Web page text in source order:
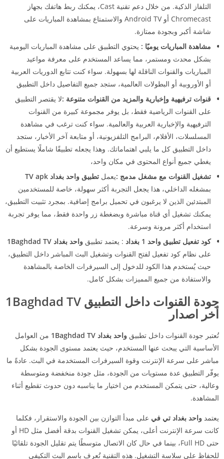
التلفاز الذكية. من خلال دعم تقنية Cast، يمكنك ربط هاتفك بجهاز
Chromecast أو Android TV والاستمتاع بمشاهدة المباريات على
شاشة أكبر وبجودة ممتازة.
مشاهدة المباريات يوميًا : يحتوي التطبيق على مشاهدة المباريات اليومية
بشكل محدث ومستمر، مما يساعد المستخدم على معرفة مواعيد
المباريات والقنوات الناقلة لها بسهولة. سواء كنت تتابع الدوريات العربية
أو الأوروبية أو البطولات العالمية، ستجد جميع التفاصيل داخل التطبيق
قنوات ترفيهية وإخبارية والمزيد من القنوات متنوعة :لا يقتصر التطبيق
على القنوات الرياضية فقط، بل يوفر مجموعة كبيرة من القنوات
الترفيهية والإخبارية العربية والعالمية. سواء كنت ترغب في مشاهدة
المسلسلات، الأفلام، البرامج التلفزيونية، أو متابعة آخر الأخبار، ستجد
داخل التطبيق كل ما يلبي اهتماماتك. وهذا يجعله تطبيقًا شاملًا يستطيع أن
يغطي جميع أنواع المحتوى في مكان واحد،
تشغيل القنوات مع مشغل مدمج :يعمل تطبيق واحد بغداد TV apk
بمشغله الداخلي، هذا يجعل التجربة أكثر سهولة، خاصة للمستخدمين
المبتدئين الذين لا يرغبون في تحميل برامج إضافية. بمجرد تثبيت التطبيق،
يمكنك تشغيل أي قناة مباشرة وبضغطة زر واحدة فقط، مما يوفر تجربة
استخدام أكثر مرونة وسرعة.
كود تفعيل تطبيق واحد 1 بغداد
: يعتمد تطبيق واحد بغداد 1Baghdad TV
على نظام كود تفعيل لفتح القنوات وتشغيل البث المباشر داخل التطبيق،
حيث يُستخدم هذا الكود للدخول إلى السيرفرات الخاصة بالمشاهدة
والاستفادة من جميع المميزات بشكل كامل.
جودة القنوات داخل التطبيق 1Baghdad TV
أخر اصدار
تُعتبر جودة القنوات داخل تطبيق واحد بغداد 1Baghdad TV
من العوامل
الأساسية التي يبحث عنها المستخدم، حيث يعتمد مستوى الجودة بشكل
مباشر على سرعة الإنترنت وقوة السيرفرات المستخدمة في البث. عادةً ما
يوفّر التطبيق عدة مستويات من الجودة، مثل جودة منخفضة ومتوسطة
وعالية، حتى يتمكن المستخدم من اختيار ما يناسبه دون حدوث تقطيع أثناء
المشاهدة.
يعتمد واحد بغداد تي في على مبدأ التوازن بين الجودة والاستقرار، فكلما
كانت سرعة الإنترنت أعلى، يمكن تشغيل القنوات بدقة أفضل مثل HD أو
حتى Full HD، بينما في حال كان الاتصال متوسطًا يتم تقليل الجودة تلقائيًا
للحفاظ على سلاسة التشغيل. هذه التقنية تُعرف باسم البث التكيفي